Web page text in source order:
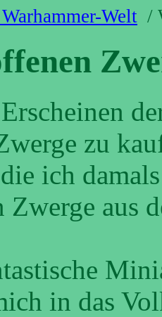
Welt /
zu
ich
Zwerge aus
in das